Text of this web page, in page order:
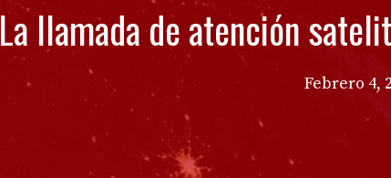
La llamada de atención
Febrero 4,